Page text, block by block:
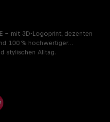
– mit 3D-Logoprint, dezenten
100 % hochwertiger
stylischen Alltag.